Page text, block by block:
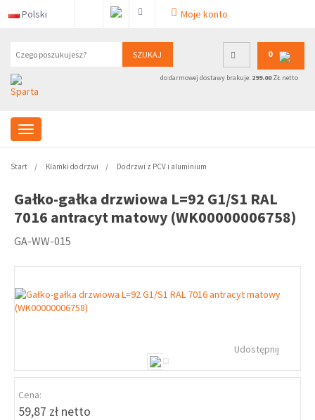
Polski Moje konto
SZUKAJ 0
do darmowej dostawy brakuje: 299.00ZŁ netto
Start Klamki do drzwi Do drzwi z PCV i aluminium
Gałko-gałka drzwiowa L=92 G1/S1 RAL
7016 antracyt matowy (WK00000006758)
GA-WW-015
Udostępnij
Cena:
59,87 zł netto